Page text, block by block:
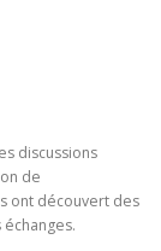
discussions
de
ont découvert des
échanges.